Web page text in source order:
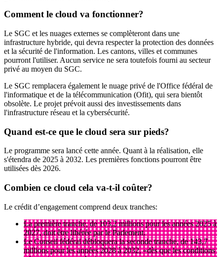
Comment le cloud va fonctionner?
Le SGC et les nuages externes se complèteront dans une
infrastructure hybride, qui devra respecter la protection des données
et la sécurité de l'information. Les cantons, villes et communes
pourront l'utiliser. Aucun service ne sera toutefois fourni au secteur
privé au moyen du SGC.
Le SGC remplacera également le nuage privé de l'Office fédéral de
l'informatique et de la télécommunication (Ofit), qui sera bientôt
obsolète. Le projet prévoit aussi des investissements dans
l'infrastructure réseau et la cybersécurité.
Quand est-ce que le cloud sera sur pieds?
Le programme sera lancé cette année. Quant à la réalisation, elle
s'étendra de 2025 à 2032. Les premières fonctions pourront être
utilisées dès 2026.
Combien ce cloud cela va-t-il coûter?
Le crédit d’engagement comprend deux tranches:
La première tranche, de 103,2 millions pour les années 2025 à
2027, doit être libérée par le Parlement.
Le Conseil fédéral débloquera la seconde tranche, de 143,7
millions pour les années 2028 à 2032, «dès que les conditions